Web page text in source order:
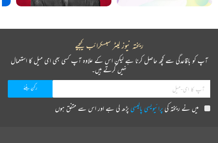
ریختہ نیوز لیٹر سبسکرائب کیجیے
آپ کو باقاعدگی سے کچھ حاصل کرنا ہے لیکن اس کے علاوہ آپ کسی بھی ای میل کا استعمال
نہیں کرتے ہیں۔
میں نے ریختہ کیپرائیویسی پالیسیپڑھ لی ہے اور اس سے متفق ہوں